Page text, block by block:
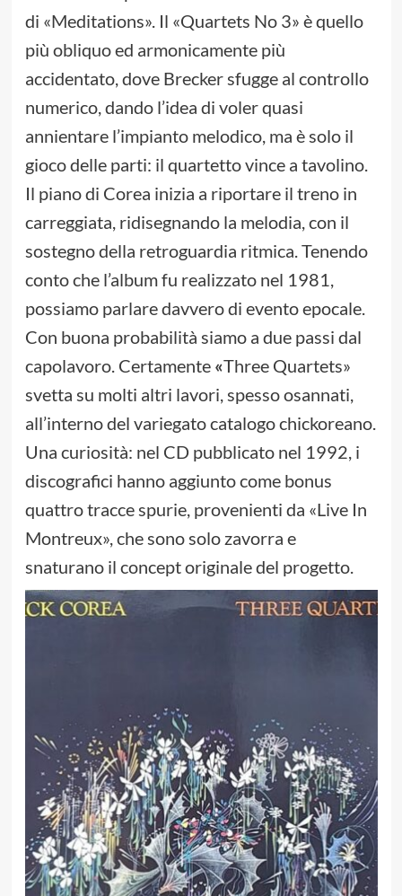
di «Meditations». Il «Quartets No 3» è quello
più obliquo ed armonicamente più
accidentato, dove Brecker sfugge al controllo
numerico, dando l’idea di voler quasi
annientare l’impianto melodico, ma è solo il
gioco delle parti: il quartetto vince a tavolino.
Il piano di Corea inizia a riportare il treno in
carreggiata, ridisegnando la melodia, con il
sostegno della retroguardia ritmica. Tenendo
conto che l’album fu realizzato nel 1981,
possiamo parlare davvero di evento epocale.
Con buona probabilità siamo a due passi dal
capolavoro. Certamente «Three Quartets»
svetta su molti altri lavori, spesso osannati,
all’interno del variegato catalogo chickoreano.
Una curiosità: nel CD pubblicato nel 1992, i
discografici hanno aggiunto come bonus
quattro tracce spurie, provenienti da «Live In
Montreux», che sono solo zavorra e
snaturano il concept originale del progetto.